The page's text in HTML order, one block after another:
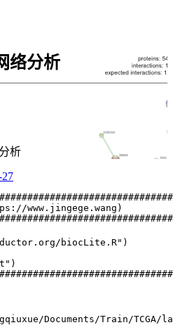
络分析
析
27
www.jingege.wang)
biocLite.R")
Documents/Train/TCGA/